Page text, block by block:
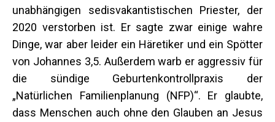
unabhängigen sedisvakantistischen Priester, der
2020 verstorben ist. Er sagte zwar einige wahre
Dinge, war aber leider ein Häretiker und ein Spötter
von Johannes 3,5. Außerdem warb er aggressiv für
die sündige Geburtenkontrollpraxis der
„Natürlichen Familienplanung (NFP)“. Er glaubte,
dass Menschen auch ohne den Glauben an Jesus